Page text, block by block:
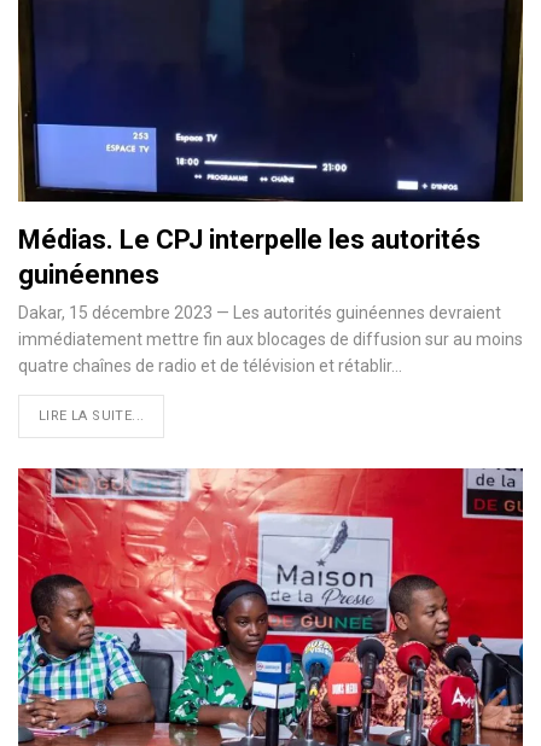
Médias. Le CPJ interpelle les autorités
guinéennes
Dakar, 15 décembre 2023 — Les autorités guinéennes devraient
immédiatement mettre fin aux blocages de diffusion sur au moins
quatre chaînes de radio et de télévision et rétablir…
LIRE LA SUITE...